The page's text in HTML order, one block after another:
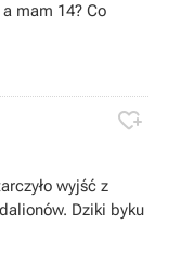
mam 14? Co

wyjść z
Dziki byku